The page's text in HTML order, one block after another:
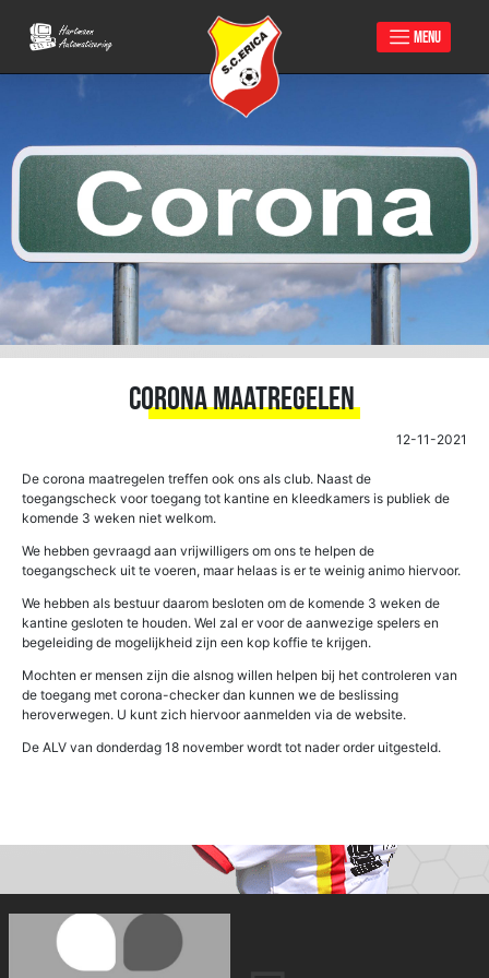
MENU
Corona Maatregelen
12-11-2021
De corona maatregelen treffen ook ons als club. Naast de
toegangscheck voor toegang tot kantine en kleedkamers is publiek de
komende 3 weken niet welkom.
We hebben gevraagd aan vrijwilligers om ons te helpen de
toegangscheck uit te voeren, maar helaas is er te weinig animo hiervoor.
We hebben als bestuur daarom besloten om de komende 3 weken de
kantine gesloten te houden. Wel zal er voor de aanwezige spelers en
begeleiding de mogelijkheid zijn een kop koffie te krijgen.
Mochten er mensen zijn die alsnog willen helpen bij het controleren van
de toegang met corona-checker dan kunnen we de beslissing
heroverwegen. U kunt zich hiervoor aanmelden via de website.
De ALV van donderdag 18 november wordt tot nader order uitgesteld.